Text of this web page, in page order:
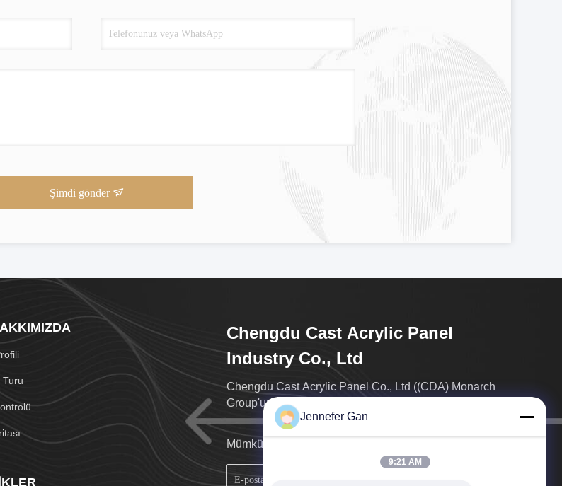
Şimdi gönder
Turu
Chengdu Cast Acrylic Panel
Industry Co., Ltd
Chengdu Cast Acrylic Panel Co., Ltd ((CDA) Monarch
Group'un tamamen sahip olduğu bir yan kuruluştur.
Mümkün olduğunca çabuk size döneceğiz.
Jennefer Gan
9:21 AM